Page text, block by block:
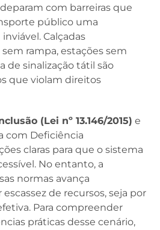
com barreiras que
público uma
Calçadas
rampa, estações sem
de sinalização tátil são
que violam direitos
(Lei nº 13.146/2015) e
com Deficiência
claras para que o sistema
No entanto, a
normas avança
de recursos, seja por
Para compreender
práticas desse cenário,